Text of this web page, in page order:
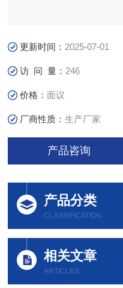
更新时间： 2025-07-01
访 问 量： 246
价格：面议
厂商性质：生产厂家
产品咨询
产品分类
CLASSIFICATION
相关文章
ARTICLES